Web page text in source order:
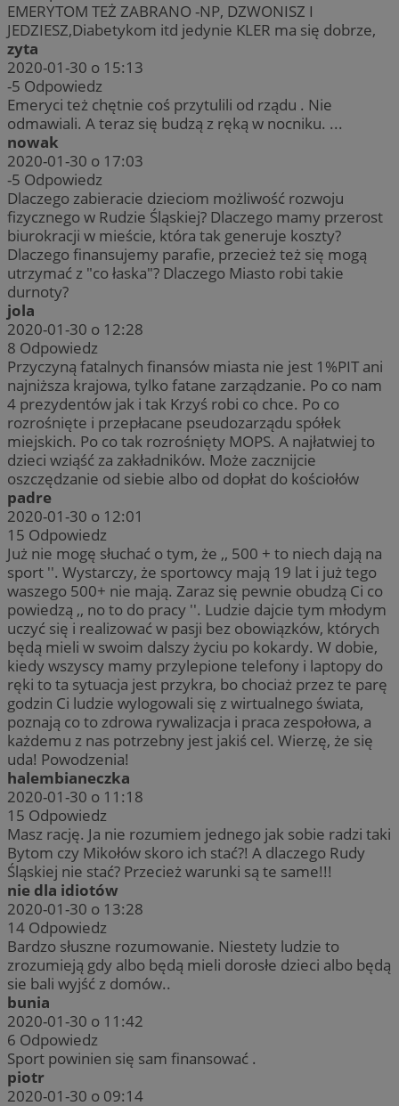
EMERYTOM TEŻ ZABRANO -NP, DZWONISZ I
JEDZIESZ,Diabetykom itd jedynie KLER ma się dobrze,
zyta
2020-01-30 o 15:13
-5 Odpowiedz
Emeryci też chętnie coś przytulili od rządu . Nie
odmawiali. A teraz się budzą z ręką w nocniku. ...
nowak
2020-01-30 o 17:03
-5 Odpowiedz
Dlaczego zabieracie dzieciom możliwość rozwoju
fizycznego w Rudzie Śląskiej? Dlaczego mamy przerost
biurokracji w mieście, która tak generuje koszty?
Dlaczego finansujemy parafie, przecież też się mogą
utrzymać z "co łaska"? Dlaczego Miasto robi takie
durnoty?
jola
2020-01-30 o 12:28
8 Odpowiedz
Przyczyną fatalnych finansów miasta nie jest 1%PIT ani
najniższa krajowa, tylko fatane zarządzanie. Po co nam
4 prezydentów jak i tak Krzyś robi co chce. Po co
rozrośnięte i przepłacane pseudozarządu spółek
miejskich. Po co tak rozrośnięty MOPS. A najłatwiej to
dzieci wziąść za zakładników. Może zacznijcie
oszczędzanie od siebie albo od dopłat do kościołów
padre
2020-01-30 o 12:01
15 Odpowiedz
Już nie mogę słuchać o tym, że ,, 500 + to niech dają na
sport ''. Wystarczy, że sportowcy mają 19 lat i już tego
waszego 500+ nie mają. Zaraz się pewnie obudzą Ci co
powiedzą ,, no to do pracy ''. Ludzie dajcie tym młodym
uczyć się i realizować w pasji bez obowiązków, których
będą mieli w swoim dalszy życiu po kokardy. W dobie,
kiedy wszyscy mamy przylepione telefony i laptopy do
ręki to ta sytuacja jest przykra, bo chociaż przez te parę
godzin Ci ludzie wylogowali się z wirtualnego świata,
poznają co to zdrowa rywalizacja i praca zespołowa, a
każdemu z nas potrzebny jest jakiś cel. Wierzę, że się
uda! Powodzenia!
halembianeczka
2020-01-30 o 11:18
15 Odpowiedz
Masz rację. Ja nie rozumiem jednego jak sobie radzi taki
Bytom czy Mikołów skoro ich stać?! A dlaczego Rudy
Śląskiej nie stać? Przecież warunki są te same!!!
nie dla idiotów
2020-01-30 o 13:28
14 Odpowiedz
Bardzo słuszne rozumowanie. Niestety ludzie to
zrozumieją gdy albo będą mieli dorosłe dzieci albo będą
sie bali wyjść z domów..
bunia
2020-01-30 o 11:42
6 Odpowiedz
Sport powinien się sam finansować .
piotr
2020-01-30 o 09:14